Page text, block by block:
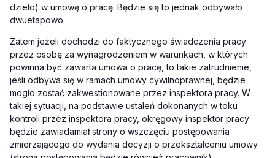
dzieło) w umowę o pracę. Będzie się to jednak odbywało
dwuetapowo.
Zatem jeżeli dochodzi do faktycznego świadczenia pracy
przez osobę za wynagrodzeniem w warunkach, w których
powinna być zawarta umowa o pracę, to takie zatrudnienie,
jeśli odbywa się w ramach umowy cywilnoprawnej, będzie
mogło zostać zakwestionowane przez inspektora pracy. W
takiej sytuacji, na podstawie ustaleń dokonanych w toku
kontroli przez inspektora pracy, okręgowy inspektor pracy
będzie zawiadamiał strony o wszczęciu postępowania
zmierzającego do wydania decyzji o przekształceniu umowy